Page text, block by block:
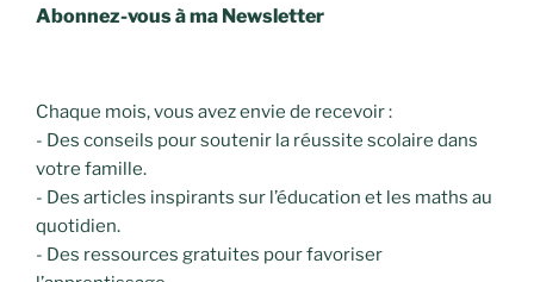
Abonnez-vous à ma Newsletter
Chaque mois, vous avez envie de recevoir :
- Des conseils pour soutenir la réussite scolaire dans
votre famille.
- Des articles inspirants sur l’éducation et les maths au
quotidien.
- Des ressources gratuites pour favoriser